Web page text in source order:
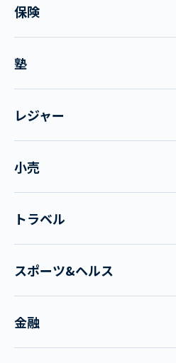
保険
塾
レジャー
小売
トラベル
スポーツ&ヘルス
金融